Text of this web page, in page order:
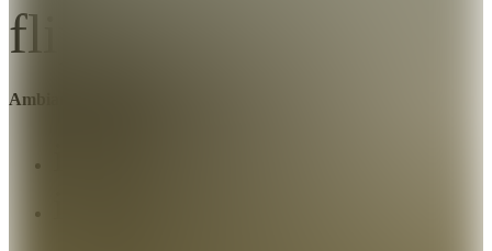
flip_to_back
Ambiance